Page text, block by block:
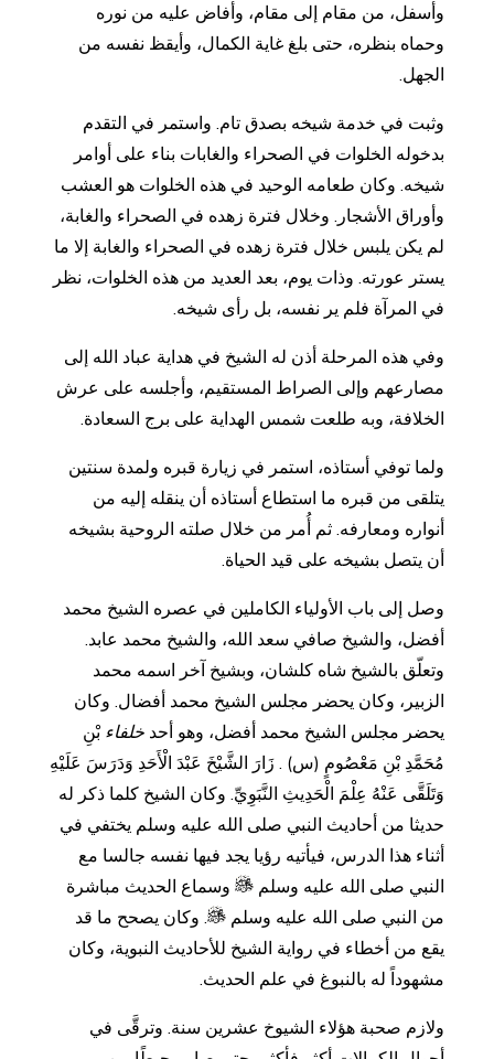
وأسفل، من مقام إلى مقام، وأفاض عليه من نوره
وحماه بنظره، حتى بلغ غاية الكمال، وأيقظ نفسه من
الجهل.
وثبت في خدمة شيخه بصدق تام. واستمر في التقدم
بدخوله الخلوات في الصحراء والغابات بناء على أوامر
شيخه. وكان طعامه الوحيد في هذه الخلوات هو العشب
وأوراق الأشجار. وخلال فترة زهده في الصحراء والغابة،
لم يكن يلبس خلال فترة زهده في الصحراء والغابة إلا ما
يستر عورته. وذات يوم، بعد العديد من هذه الخلوات، نظر
في المرآة فلم ير نفسه، بل رأى شيخه.
وفي هذه المرحلة أذن له الشيخ في هداية عباد الله إلى
مصارعهم وإلى الصراط المستقيم، وأجلسه على عرش
الخلافة، وبه طلعت شمس الهداية على برج السعادة.
ولما توفي أستاذه، استمر في زيارة قبره ولمدة سنتين
يتلقى من قبره ما استطاع أستاذه أن ينقله إليه من
أنواره ومعارفه. ثم أُمر من خلال صلته الروحية بشيخه
أن يتصل بشيخه على قيد الحياة.
وصل إلى باب الأولياء الكاملين في عصره الشيخ محمد
أفضل، والشيخ صافي سعد الله، والشيخ محمد عابد.
وتعلّق بالشيخ شاه كلشان، وبشيخ آخر اسمه محمد
الزبير، وكان يحضر مجلس الشيخ محمد أفضال. وكان
يحضر مجلس الشيخ محمد أفضل، وهو أحد خلفاء بْنِ
مُحَمَّدِ بْنِ مَعْصُومٍ (س) . زَارَ الشَّيْخَ عَبْدَ الْأَحَدِ وَدَرَسَ عَلَيْهِ
وَتَلَقَّى عَنْهُ عِلْمَ الْحَدِيثِ النَّبَوِيِّ. وكان الشيخ كلما ذكر له
حديثا من أحاديث النبي صلى الله عليه وسلم يختفي في
أثناء هذا الدرس، فيأتيه رؤيا يجد فيها نفسه جالسا مع
النبي صلى الله عليه وسلم
وسماع الحديث مباشرة
من النبي صلى الله عليه وسلم
. وكان يصحح ما قد
يقع من أخطاء في رواية الشيخ للأحاديث النبوية، وكان
مشهوداً له بالنبوغ في علم الحديث.
ولازم صحبة هؤلاء الشيوخ عشرين سنة. وترقَّى في